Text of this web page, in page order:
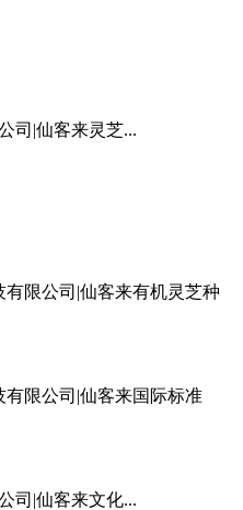
司|仙客来灵芝...
限公司|仙客来有机灵芝种
限公司|仙客来国际标准
司|仙客来文化...